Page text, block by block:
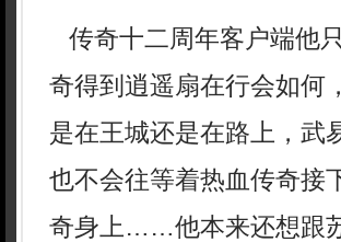
传奇十二周年客户端他
奇得到逍遥扇在行会如何
是在王城还是在路上，武
也不会往等着热血传奇接
奇身上……他本来还想跟